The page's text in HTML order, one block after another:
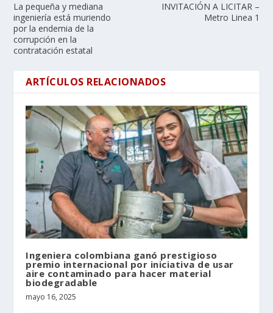
La pequeña y mediana
ingeniería está muriendo
por la endemia de la
corrupción en la
contratación estatal
INVITACIÓN A LICITAR –
Metro Linea 1
ARTÍCULOS RELACIONADOS
Ingeniera colombiana ganó prestigioso
premio internacional por iniciativa de usar
aire contaminado para hacer material
biodegradable
mayo 16, 2025